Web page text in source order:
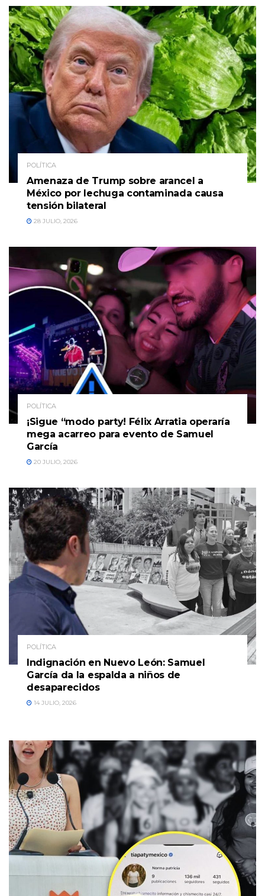
POLÍTICA
Amenaza de Trump sobre arancel a
México por lechuga contaminada causa
tensión bilateral
28 JULIO, 2026
POLÍTICA
¡Sigue “modo party! Félix Arratia operaría
mega acarreo para evento de Samuel
García
20 JULIO, 2026
POLÍTICA
Indignación en Nuevo León: Samuel
García da la espalda a niños de
desaparecidos
14 JULIO, 2026